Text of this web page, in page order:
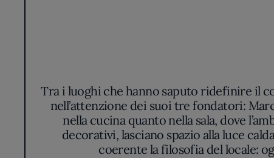
Tra i luoghi che hanno saputo ridefinire il
nell’attenzione dei suoi tre fondatori:
nella cucina quanto nella sala, dove
decorativi, lasciano spazio alla luce
coerente la filosofia del locale: